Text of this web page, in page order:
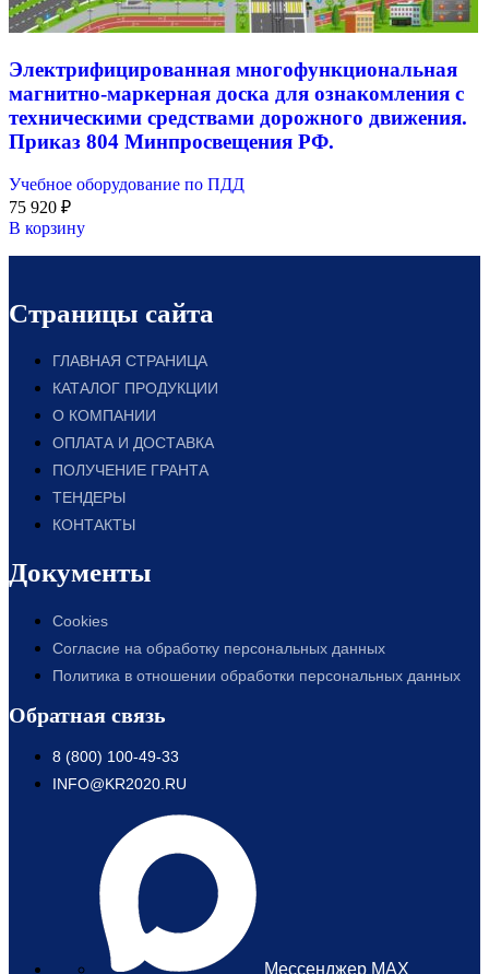
Электрифицированная многофункциональная
магнитно-маркерная доска для ознакомления с
техническими средствами дорожного движения.
Приказ 804 Минпросвещения РФ.
Учебное оборудование по ПДД
75 920 ₽
В корзину
Страницы сайта
ГЛАВНАЯ СТРАНИЦА
КАТАЛОГ ПРОДУКЦИИ
О КОМПАНИИ
ОПЛАТА И ДОСТАВКА
ПОЛУЧЕНИЕ ГРАНТА
ТЕНДЕРЫ
КОНТАКТЫ
Документы
Cookies
Согласие на обработку персональных данных
Политика в отношении обработки персональных данных
Обратная связь
8 (800) 100-49-33
INFO@KR2020.RU
Мессенджер MAX